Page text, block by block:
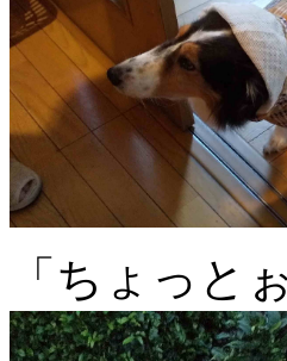
「ちょっと